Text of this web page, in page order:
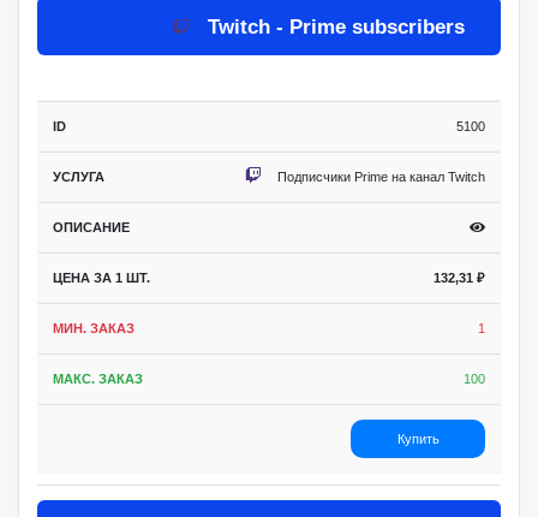
Twitch - Prime subscribers
5100
Подписчики Prime на канал Twitch
132,31 ₽
1
100
Купить